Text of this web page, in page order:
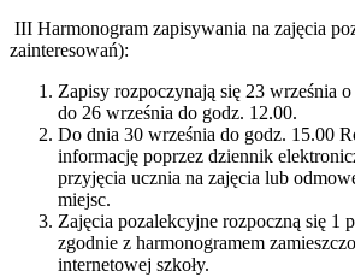
III Harmonogram zapisywania na zajęcia
zainteresowań):
Zapisy rozpoczynają się 23 września
do 26 września do godz. 12.00.
Do dnia 30 września do godz. 15.00
informację poprzez dziennik
przyjęcia ucznia na zajęcia lub
miejsc.
Zajęcia pozalekcyjne rozpoczną się 1
zgodnie z harmonogramem
internetowej szkoły.